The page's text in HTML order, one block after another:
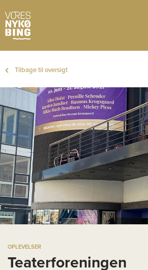
Tilbage til oversigt
OPLEVELSER
Teaterforeningen